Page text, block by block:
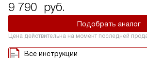
9 790 руб.
Подобрать аналог
Цена действительна на момент последней
Все инструкции